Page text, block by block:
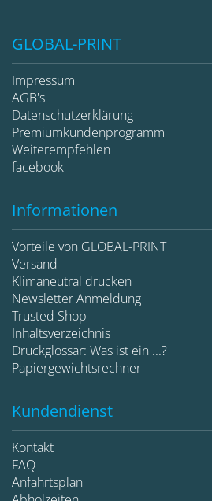
GLOBAL-PRINT
Impressum
AGB's
Datenschutzerklärung
Premiumkundenprogramm
Weiterempfehlen
facebook
Informationen
Vorteile von GLOBAL-PRINT
Versand
Klimaneutral drucken
Newsletter Anmeldung
Trusted Shop
Inhaltsverzeichnis
Druckglossar: Was ist ein ...?
Papiergewichtsrechner
Kundendienst
Kontakt
FAQ
Anfahrtsplan